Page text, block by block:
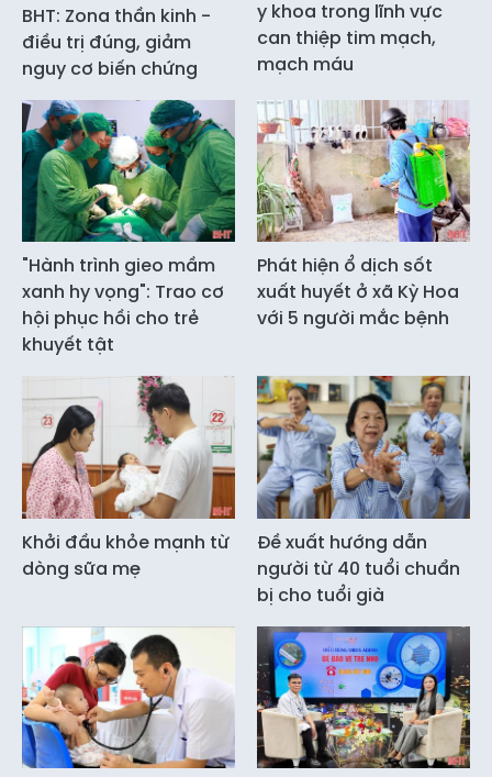
BHT: Zona thần kinh -
điều trị đúng, giảm
nguy cơ biến chứng
y khoa trong lĩnh vực
can thiệp tim mạch,
mạch máu
"Hành trình gieo mầm
xanh hy vọng": Trao cơ
hội phục hồi cho trẻ
khuyết tật
Phát hiện ổ dịch sốt
xuất huyết ở xã Kỳ Hoa
với 5 người mắc bệnh
Khởi đầu khỏe mạnh từ
dòng sữa mẹ
Đề xuất hướng dẫn
người từ 40 tuổi chuẩn
bị cho tuổi già